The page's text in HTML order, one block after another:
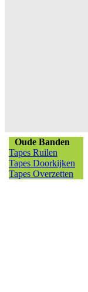
Oude Banden
Tapes Ruilen
Tapes Doorkijken
Tapes Overzetten